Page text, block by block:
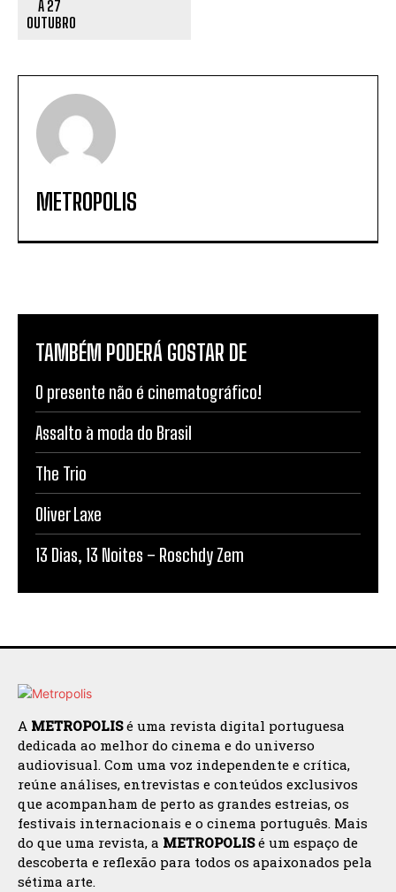
METROPOLIS
TAMBÉM PODERÁ GOSTAR DE
O presente não é cinematográfico!
Assalto à moda do Brasil
The Trio
Oliver Laxe
13 Dias, 13 Noites – Roschdy Zem
A METROPOLISé uma revista digital portuguesa
dedicada ao melhor do cinema e do universo
audiovisual. Com uma voz independente e crítica,
reúne análises, entrevistas e conteúdos exclusivos
que acompanham de perto as grandes estreias, os
festivais internacionais e o cinema português. Mais
do que uma revista, a METROPOLISé um espaço de
descoberta e reflexão para todos os apaixonados pela
sétima arte.